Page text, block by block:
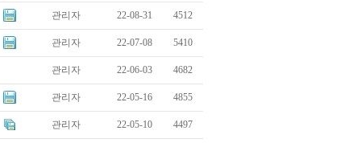
관리자 22-08-31 4512
관리자 22-07-08 5410
관리자 22-06-03 4682
관리자 22-05-16 4855
관리자 22-05-10 4497